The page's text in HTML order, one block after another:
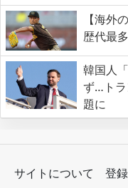
【海外
歴代最
韓国人
ず…トラ
題に
サイトについて 登